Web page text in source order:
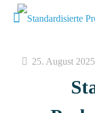
25. August 2025